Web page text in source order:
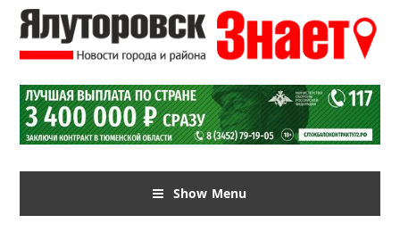
Show Menu